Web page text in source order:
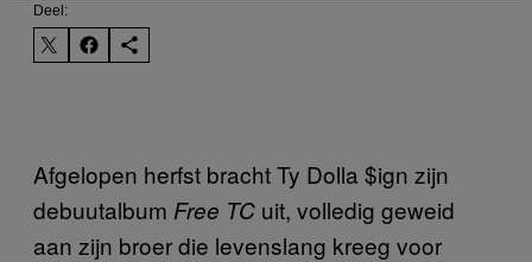
Deel:
Afgelopen herfst bracht Ty Dolla $ign zijn
debuutalbum Free TC uit, volledig geweid
aan zijn broer die levenslang kreeg voor